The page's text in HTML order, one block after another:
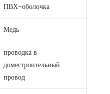
ПВХ-оболочка
Медь
проводка в
доместроительный
провод